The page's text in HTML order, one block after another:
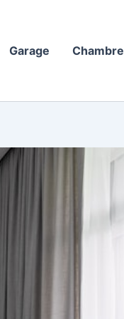
Garage Chambre